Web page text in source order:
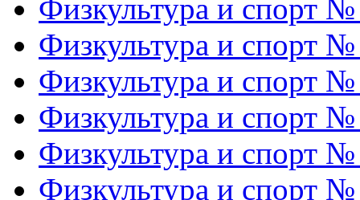
Физкультура и спорт
Физкультура и спорт
Физкультура и спорт
Физкультура и спорт
Физкультура и спорт
Физкультура и спорт